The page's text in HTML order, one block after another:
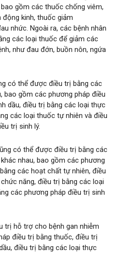
gồm các thuốc chống viêm,
kinh, thuốc giảm
nhức. Ngoài ra, các bệnh nhân
các loại thuốc để giảm các
như đau đớn, buồn nôn, ngứa
có thể được điều trị bằng các
bao gồm các phương pháp điều
dầu, điều trị bằng các loại thực
các loại thuốc tự nhiên và điều
trị sinh lý.
có thể được điều trị bằng các
nhau, bao gồm các phương
các hoạt chất tự nhiên, điều
năng, điều trị bằng các loại
các phương pháp điều trị sinh
trị hỗ trợ cho bệnh gan nhiễm
điều trị bằng thuốc, điều trị
điều trị bằng các loại thực